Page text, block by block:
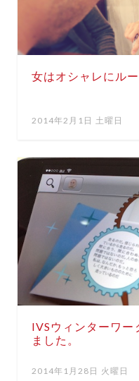
女はオシャレにル
2014年2月1日 土曜日
IVSウィンターワー
ました。
2014年1月28日 火曜日